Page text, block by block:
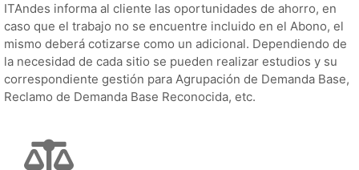
ITAndes informa al cliente las oportunidades de ahorro, en
caso que el trabajo no se encuentre incluido en el Abono, el
mismo deberá cotizarse como un adicional. Dependiendo de
la necesidad de cada sitio se pueden realizar estudios y su
correspondiente gestión para Agrupación de Demanda Base,
Reclamo de Demanda Base Reconocida, etc.